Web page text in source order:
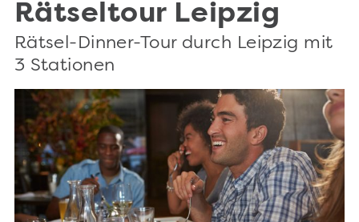
Rätseltour Leipzig
Rätsel-Dinner-Tour durch Leipzig mit
3 Stationen